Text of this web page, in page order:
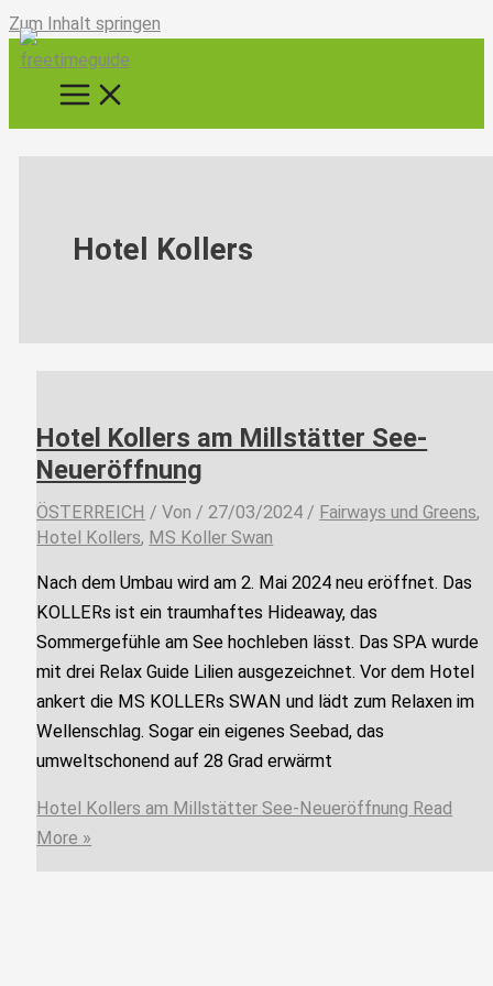
Zum Inhalt springen
Hotel Kollers
Hotel Kollers am Millstätter See-
Neueröffnung
ÖSTERREICH / Von / 27/03/2024 / Fairways und Greens,
Hotel Kollers, MS Koller Swan
Nach dem Umbau wird am 2. Mai 2024 neu eröffnet. Das
KOLLERs ist ein traumhaftes Hideaway, das
Sommergefühle am See hochleben lässt. Das SPA wurde
mit drei Relax Guide Lilien ausgezeichnet. Vor dem Hotel
ankert die MS KOLLERs SWAN und lädt zum Relaxen im
Wellenschlag. Sogar ein eigenes Seebad, das
umweltschonend auf 28 Grad erwärmt
Hotel Kollers am Millstätter See-Neueröffnung Read
More »